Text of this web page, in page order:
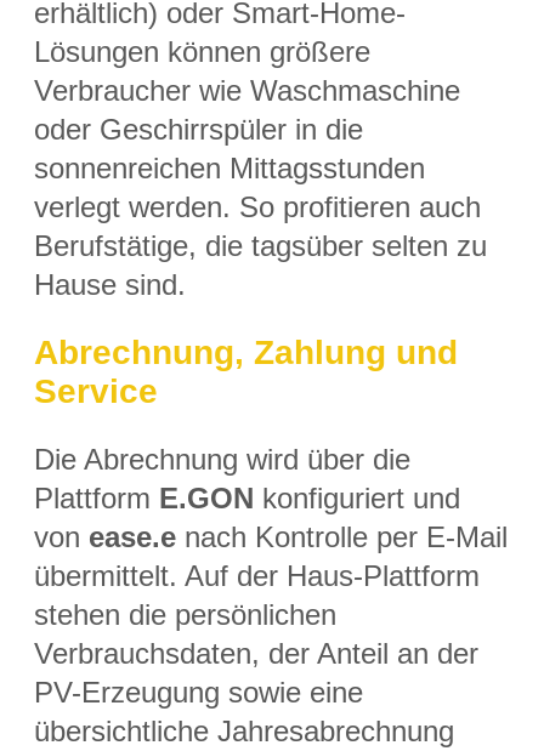
erhältlich) oder Smart-Home-
Lösungen können größere
Verbraucher wie Waschmaschine
oder Geschirrspüler in die
sonnenreichen Mittagsstunden
verlegt werden. So profitieren auch
Berufstätige, die tagsüber selten zu
Hause sind.
Abrechnung, Zahlung und
Service
Die Abrechnung wird über die
Plattform E.GON konfiguriert und
von ease.e nach Kontrolle per E-Mail
übermittelt. Auf der Haus-Plattform
stehen die persönlichen
Verbrauchsdaten, der Anteil an der
PV-Erzeugung sowie eine
übersichtliche Jahresabrechnung